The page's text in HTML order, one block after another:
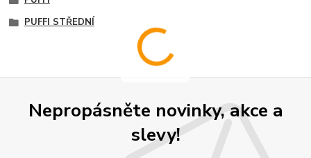
PUFFI STŘEDNÍ
Nepropásněte novinky, akce a
slevy!